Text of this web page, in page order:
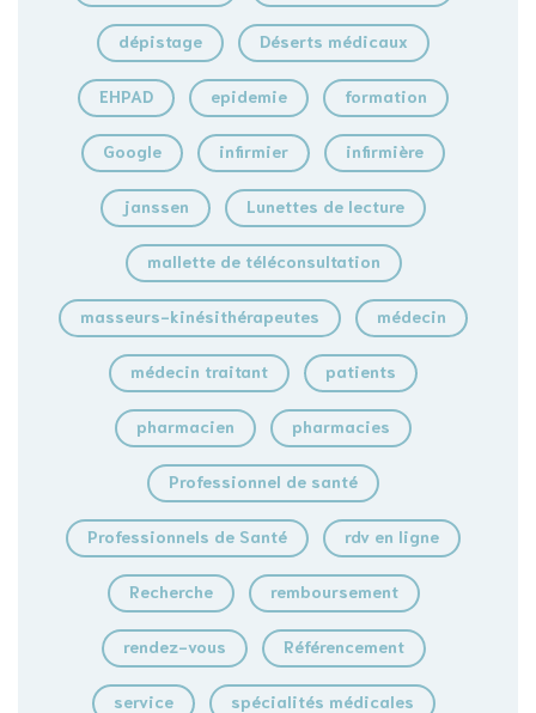
dépistage Déserts médicaux
EHPAD epidemie formation
Google infirmier infirmière
janssen Lunettes de lecture
mallette de téléconsultation
masseurs-kinésithérapeutes médecin
médecin traitant patients
pharmacien pharmacies
Professionnel de santé
Professionnels de Santé rdv en ligne
Recherche remboursement
rendez-vous Référencement
service spécialités médicales